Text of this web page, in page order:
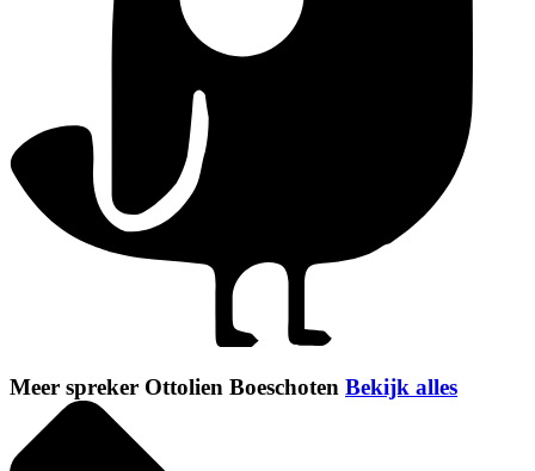
Meer spreker Ottolien Boeschoten Bekijk alles